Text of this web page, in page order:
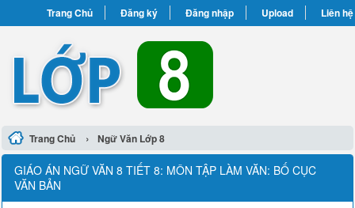
Trang Chủ Đăng ký Đăng nhập Upload Liên hệ
Trang Chủ › Ngữ Văn Lớp 8
GIÁO ÁN NGỮ VĂN 8 TIẾT 8: MÔN TẬP LÀM VĂN: BỐ CỤC
VĂN BẢN